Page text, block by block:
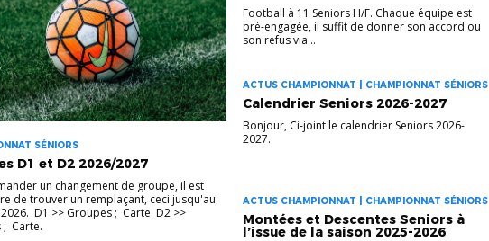
SÉNIORS
D1 et D2 2026/2027
un changement de groupe, il est
de trouver un remplaçant, ceci jusqu'au
2026. D1 >> Groupes ; Carte. D2 >>
; Carte.
Football à 11 Seniors H/F. Chaque équipe est
pré-engagée, il suffit de donner son accord ou
son refus via...
ACTUS CHAMPIONNAT | CHAMPIONNAT SÉNIORS
Calendrier Seniors 2026-2027
Bonjour, Ci-joint le calendrier Seniors 2026-
2027.
ACTUS CHAMPIONNAT | CHAMPIONNAT SÉNIORS
Montées et Descentes Seniors à
l’issue de la saison 2025-2026